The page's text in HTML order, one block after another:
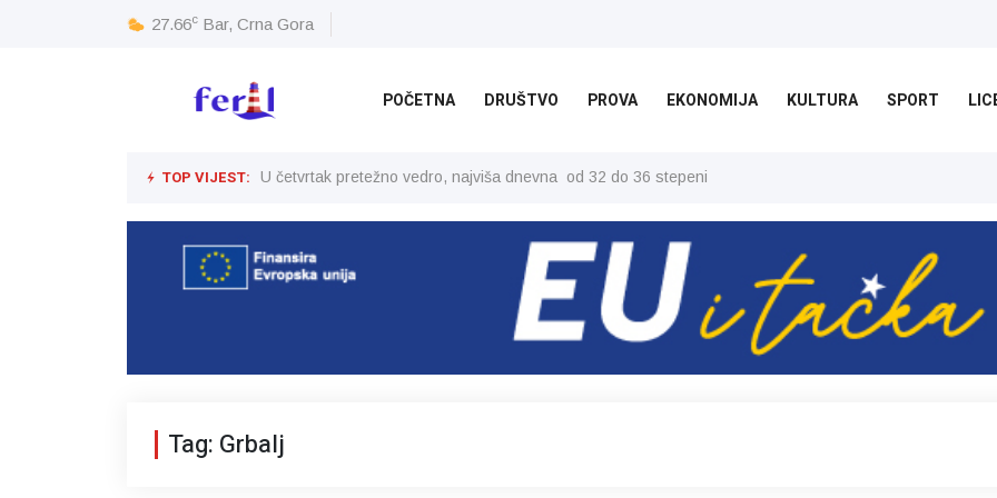
27.66c Bar, Crna Gora
POČETNA DRUŠTVO PROVA EKONOMIJA KULTURA SPORT
TOP VIJEST: U četvrtak pretežno vedro, najviša dnevna od 32 do 36 stepeni
Tag: Grbalj